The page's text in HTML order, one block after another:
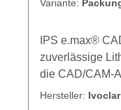
Variante:
IPS e.max®
zuverlässige
die CAD/CAM-
Praxis. Sie ist
Hersteller: Ivoclar